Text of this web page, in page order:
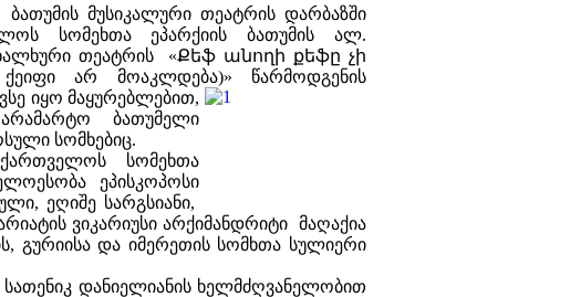
მუსიკალური თეატრის დარბაზში
სომეხთა ეპარქიის ბათუმის ალ.
ხალხური თეატრის «Քեֆ անողի քեֆը չի
არ მოაკლდება)» წარმოდგენის
იყო მაყურებლებით,
ბათუმელი
სომხებიც.
სომეხთა
ეპისკოპოსი
ეღიშე სარგსიანი,
ვიკარიუსი არქიმანდრიტი მაღაქია
გურიისა და იმერეთის სომხთა სულიერი
სათენიკ დანიელიანის ხელმძღვანელობით